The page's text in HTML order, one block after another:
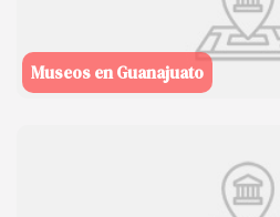
Museos en Guanajuato